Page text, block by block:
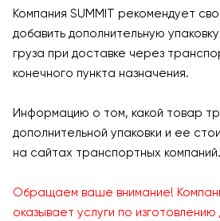
Компания SUMMIT рекомендует
добавить дополнительную
груза при доставке через
конечного пункта назначения.
Информацию о том, какой товар
дополнительной упаковки и ее
на сайтах транспортных компаний.
Обращаем ваше внимание!
оказывает услуги по